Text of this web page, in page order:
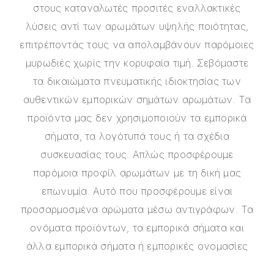
στους καταναλωτές προσιτές εναλλακτικές
λύσεις αντί των αρωμάτων υψηλής ποιότητας,
επιτρέποντάς τους να απολαμβάνουν παρόμοιες
μυρωδιές χωρίς την κορυφαία τιμή. Σεβόμαστε
τα δικαιώματα πνευματικής ιδιοκτησίας των
αυθεντικών εμπορικών σημάτων αρωμάτων. Τα
προϊόντα μας δεν χρησιμοποιούν τα εμπορικά
σήματα, τα λογότυπά τους ή τα σχέδια
συσκευασίας τους. Απλώς προσφέρουμε
παρόμοια προφίλ αρωμάτων με τη δική μας
επωνυμία. Αυτό που προσφέρουμε είναι
προσαρμοσμένα αρώματα μέσω αντιγράφων. Τα
ονόματα προϊόντων, τα εμπορικά σήματα και
άλλα εμπορικά σήματα ή εμπορικές ονομασίες